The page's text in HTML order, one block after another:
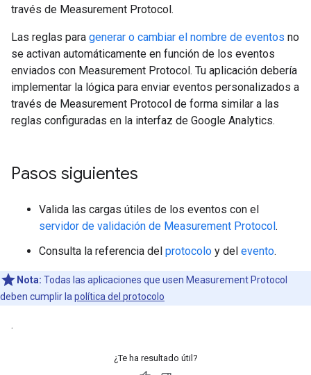
través de Measurement Protocol.
Las reglas para generar o cambiar el nombre de eventos no
se activan automáticamente en función de los eventos
enviados con Measurement Protocol. Tu aplicación debería
implementar la lógica para enviar eventos personalizados a
través de Measurement Protocol de forma similar a las
reglas configuradas en la interfaz de Google Analytics.
Pasos siguientes
Valida las cargas útiles de los eventos con el
servidor de validación de Measurement Protocol.
Consulta la referencia del protocolo y del evento.
Nota: Todas las aplicaciones que usen Measurement Protocol
deben cumplir la política del protocolo
.
¿Te ha resultado útil?